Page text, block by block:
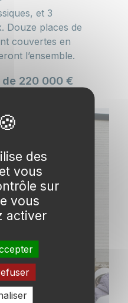
et 3
Douze places de
couvertes en
l’ensemble.
220 000 €
des
vous
sur
vous
activer